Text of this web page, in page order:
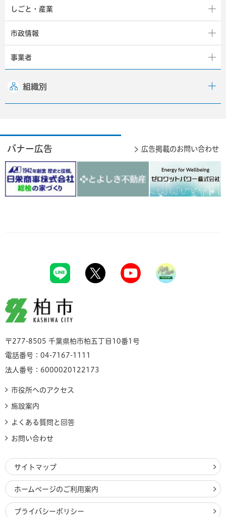
しごと・産業
市政情報
事業者
組織別
バナー広告 広告掲載のお問い合わせ
柏市
〒277-8505 千葉県柏市柏五丁目10番1号
電話番号：04-7167-1111
法人番号：6000020122173
市役所へのアクセス
施設案内
よくある質問と回答
お問い合わせ
サイトマップ
ホームページのご利用案内
プライバシーポリシー